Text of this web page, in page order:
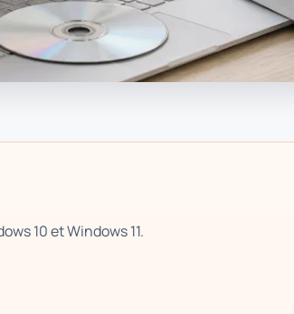
10 et Windows 11.